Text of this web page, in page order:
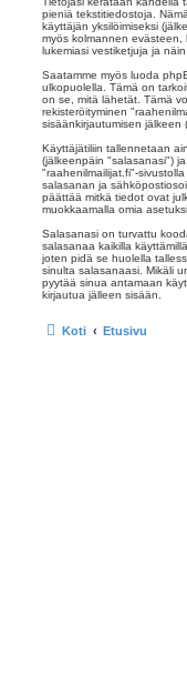
pieniä tekstitiedostoja.
käyttäjän yksilöimiseksi
myös kolmannen
lukemiasi vestiketjuja ja
Saatamme myös luoda
ulkopuolella. Tämä on
on se, mitä lähetät. Tämä
rekisteröityminen
sisäänkirjautumisen jälkeen
Käyttäjätiliin tallennetaan
(jälkeenpäin "salasanasi")
"raahenilmailijat.fi"-
salasanan ja
päättää mitkä tiedot ovat
muokkaamalla omia
Salasanasi on turvattu
salasanaa kaikilla
joten pidä se huolella
sinulta salasanaasi. Mikäli
pyytää sinua antamaan
kirjautua jälleen sisään.
Koti Etusivu